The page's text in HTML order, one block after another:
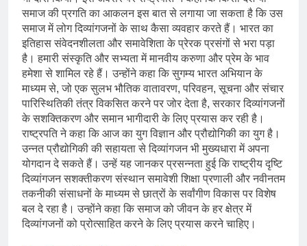
समाज की प्रगति का आकलन इस बात से लगाया जा सकता है कि उस
समाज में लोग दिव्यांगजनों के साथ कैसा व्यवहार करते हैं। भारत का
इतिहास संवेदनशीलता और समावेशिता के प्रेरक प्रसंगों से भरा पड़ा
है। हमारी संस्कृति और सभ्यता में मानवीय करुणा और प्रेम के भाव
हमेशा से शामिल रहे हैं। उन्होंने कहा कि सुगम्य भारत अभियान के
माध्यम से, जो एक सुलभ भौतिक वातावरण, परिवहन, सूचना और संचार
पारिस्थितिकी तंत्र विकसित करने पर जोर देता है, सरकार दिव्यांगजनों
के सशक्तिकरण और समान भागीदारी के लिए प्रयास कर रही है।
राष्ट्रपति ने कहा कि आज का युग विज्ञान और प्रौद्योगिकी का युग है।
उन्नत प्रौद्योगिकी की सहायता से दिव्यांगजन भी मुख्यधारा में अपना
योगदान दे सकते हैं। उन्हें यह जानकर प्रसन्नता हुई कि राष्ट्रीय दृष्टि
दिव्यांगजन सशक्तीकरण संस्थान समावेशी शिक्षा प्रणाली और नवीनतम
तकनीकी संसाधनों के माध्यम से छात्रों के सर्वांगीण विकास पर विशेष
बल दे रहा है। उन्होंने कहा कि समाज को जीवन के हर क्षेत्र में
दिव्यांगजनों को प्रोत्साहित करने के लिए प्रयास करने चाहिए।